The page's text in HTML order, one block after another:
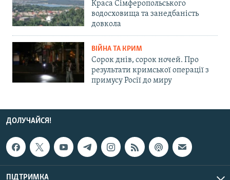
Краса Сімферопольського
водосховища та занедбаність
довкола
ВІЙНА ТА КРИМ
Сорок днів, сорок ночей. Про
результати кримської операції з
примусу Росії до миру
ДОЛУЧАЙСЯ!
ПІДТРИМКА